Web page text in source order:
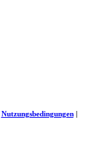
Nutzungsbedingungen|